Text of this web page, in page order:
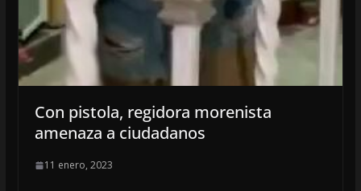
Con pistola, regidora morenista
amenaza a ciudadanos
11 enero, 2023